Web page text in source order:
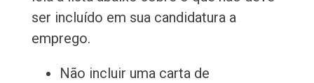
ser incluído em sua candidatura a
emprego.
Não incluir uma carta de